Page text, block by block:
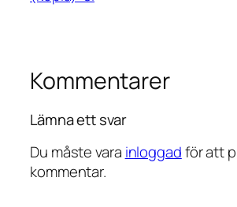
Kommentarer
Lämna ett svar
Du måste vara inloggadför att
kommentar.